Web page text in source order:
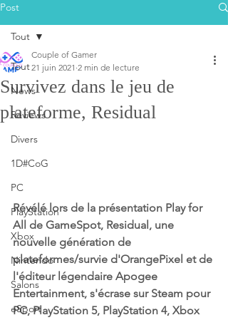
Post
Tout
News
Reviews
Divers
1D#CoG
PC
PlayStation
Xbox
Nintendo
Salons
eSport
Tout
Survivez dans le jeu de
plateforme, Residual
Couple of Gamer
21 juin 2021 2 min de lecture
Révélé lors de la présentation Play for
All de GameSpot, Residual, une
nouvelle génération de
plateformes/survie d'OrangePixel et de
l'éditeur légendaire Apogee
Entertainment, s'écrase sur Steam pour
PC, PlayStation 5, PlayStation 4, Xbox